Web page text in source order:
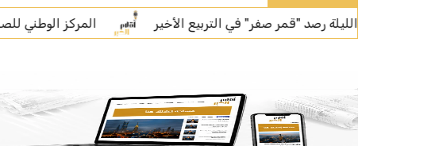
المركز الوطني للصقور يفتتح أولى فعالياته "المزاد الدولي لمزارع